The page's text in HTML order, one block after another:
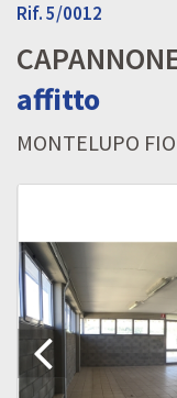
Rif. 5/0012
affitto
MONTELUPO